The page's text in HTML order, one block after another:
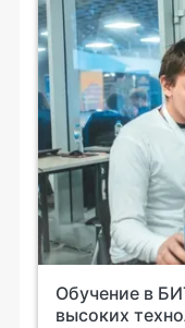
Обучение в
высоких